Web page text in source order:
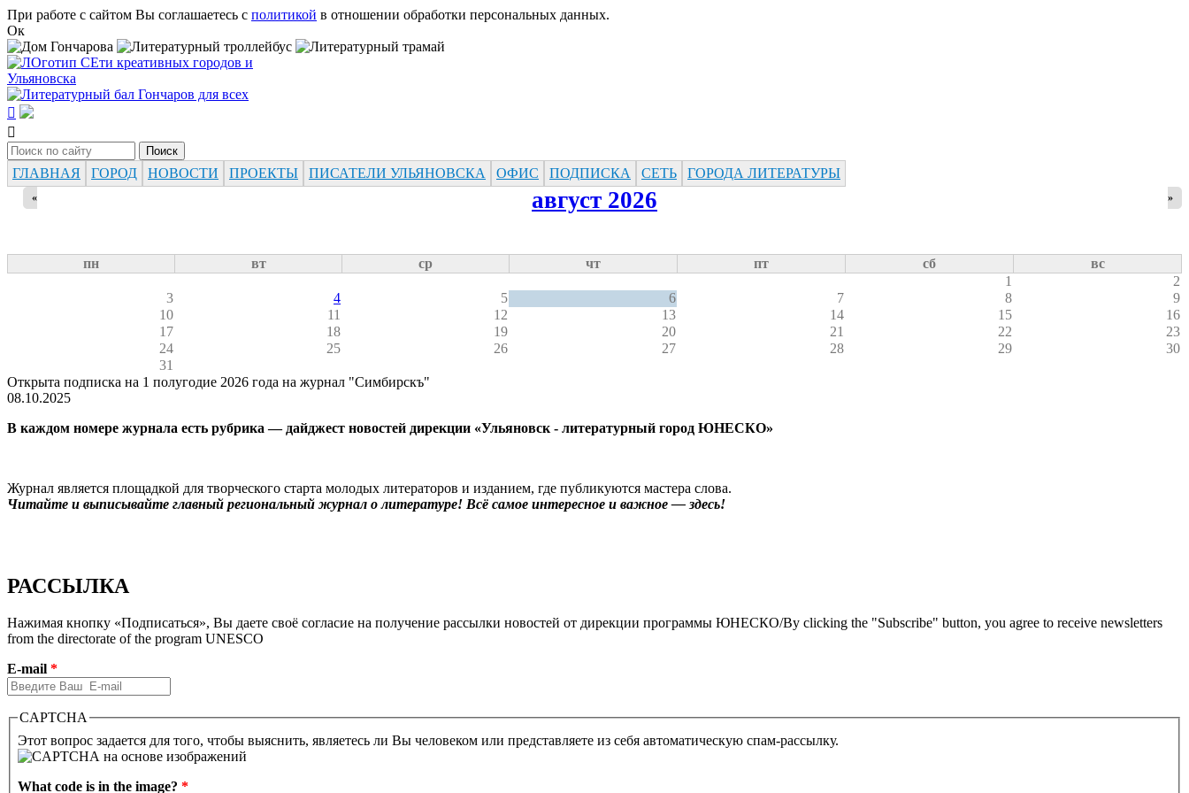
Перейти к основному содержанию
При работе с сайтом Вы соглашаетесь с политикой в отношении обработки персональных данных.
Ок


Форма поиска
Поиск
ГЛАВНАЯ
ГОРОД НОВОСТИ ПРОЕКТЫ ПИСАТЕЛИ УЛЬЯНОВСКА ОФИС ПОДПИСКА СЕТЬ ГОРОДА ЛИТЕРАТУРЫ
август 2026
« »
пн вт ср чт пт сб
вс
1
2
3
4 5 6 7 8
9
10
11 12 13 14 15
16
17
18 19 20 21 22
23
24
25 26 27 28 29
30
31
Открыта подписка на 1 полугодие 2026 года на журнал "Симбирскъ"
08.10.2025
В каждом номере журнала есть рубрика — дайджест новостей дирекции «Ульяновск - литературный город ЮНЕСКО»
Журнал является площадкой для творческого старта молодых литераторов и изданием, где публикуются мастера слова.
Читайте и выписывайте главный региональный журнал о литературе! Всё самое интересное и важное — здесь!
РАССЫЛКА
Нажимая кнопку «Подписаться», Вы даете своё согласие на получение рассылки новостей от дирекции программы ЮНЕСКО/By clicking the "Subscribe" button, you agree to receive newsletters
from the directorate of the program UNESCO
E-mail *
CAPTCHA
Этот вопрос задается для того, чтобы выяснить, являетесь ли Вы человеком или представляете из себя автоматическую спам-рассылку.
What code is in the image? *